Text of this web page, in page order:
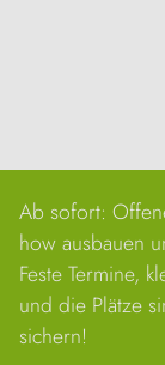
Ab sofort:
how ausbauen
Feste Termine,
und die Plätze
sichern!